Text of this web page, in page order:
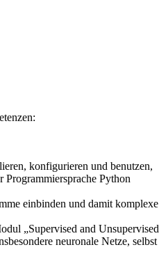
konfigurieren und benutzen,
Python
einbinden und damit komplexe
„Supervised and Unsupervised
neuronale Netze, selbst